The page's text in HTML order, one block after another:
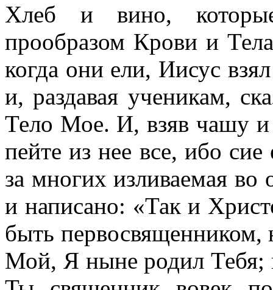
Хлеб и вино,
прообразом Крови и
когда они ели, Иисус
и, раздавая ученикам,
Тело Мое. И, взяв чашу и
пейте из нее все, ибо
за многих изливаемая во
и написано: «Так и
быть
Мой, Я ныне родил Тебя;